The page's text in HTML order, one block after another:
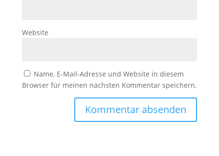
Website
Name, E-Mail-Adresse und Website in diesem
Browser für meinen nächsten Kommentar speichern.